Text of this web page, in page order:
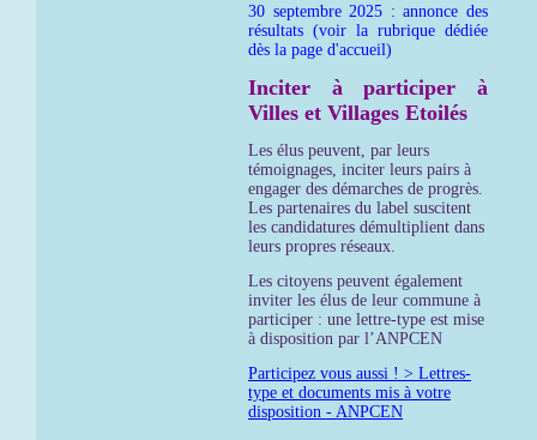
30 septembre 2025 : annonce des
résultats (voir la rubrique dédiée
dès la page d'accueil)
Inciter à participer à
Villes et Villages Etoilés
Les élus peuvent, par leurs
témoignages, inciter leurs pairs à
engager des démarches de progrès.
Les partenaires du label suscitent
les candidatures démultiplient dans
leurs propres réseaux.
Les citoyens peuvent également
inviter les élus de leur commune à
participer : une lettre-type est mise
à disposition par l’ANPCEN
Participez vous aussi ! > Lettres-
type et documents mis à votre
disposition - ANPCEN